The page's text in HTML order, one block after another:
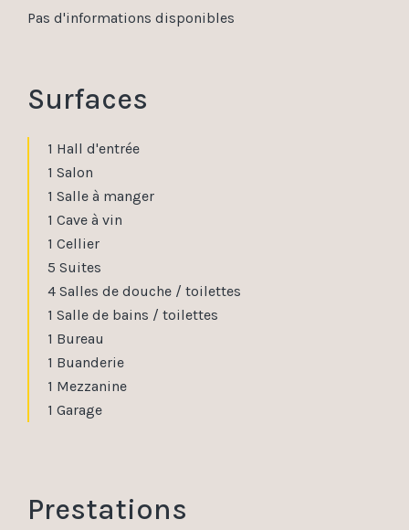
Pas d'informations disponibles
Surfaces
1 Hall d'entrée
1 Salon
1 Salle à manger
1 Cave à vin
1 Cellier
5 Suites
4 Salles de douche / toilettes
1 Salle de bains / toilettes
1 Bureau
1 Buanderie
1 Mezzanine
1 Garage
Prestations